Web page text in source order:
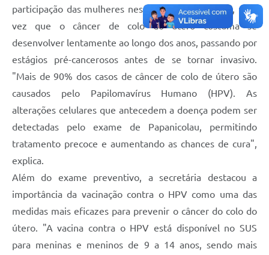
participação das mulheres nesses exames é crucial, uma
vez que o câncer de colo do útero costuma se
desenvolver lentamente ao longo dos anos, passando por
estágios pré-cancerosos antes de se tornar invasivo.
"Mais de 90% dos casos de câncer de colo de útero são
causados pelo Papilomavírus Humano (HPV). As
alterações celulares que antecedem a doença podem ser
detectadas pelo exame de Papanicolau, permitindo
tratamento precoce e aumentando as chances de cura",
explica.
Além do exame preventivo, a secretária destacou a
importância da vacinação contra o HPV como uma das
medidas mais eficazes para prevenir o câncer do colo do
útero. "A vacina contra o HPV está disponível no SUS
para meninas e meninos de 9 a 14 anos, sendo mais